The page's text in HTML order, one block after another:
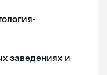
заведениях и